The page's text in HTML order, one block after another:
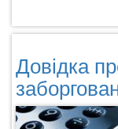
Довідка